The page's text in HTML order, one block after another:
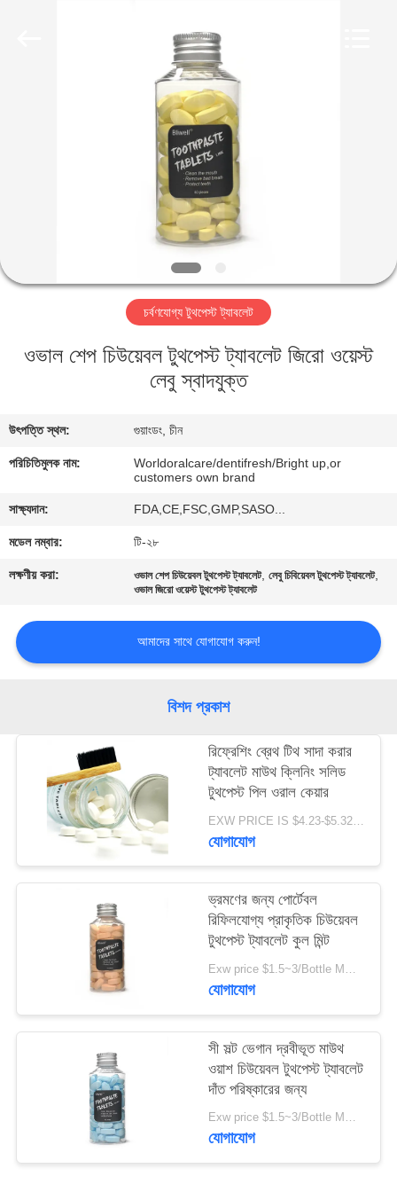
আমাদের
সম্পর্কে
কারখানা
মান
নিয়ন্ত্রণ
যোগাযোগ
করুন
জন্য
আবেদন
সাইটম্যাপ
গোপনীয়তা
চর্বণযোগ্য টুথপেস্ট ট্যাবলেট
ওভাল শেপ চিউয়েবল টুথপেস্ট ট্যাবলেট জিরো ওয়েস্ট
লেবু স্বাদযুক্ত
উৎপত্তি স্থল: গুয়াংডং, চীন
পরিচিতিমুলক নাম:
Worldoralcare/dentifresh/Bright up,or
customers own brand
সাক্ষ্যদান: FDA,CE,FSC,GMP,SASO...
মডেল নম্বার: টি-২৮
লক্ষণীয় করা: ওভাল শেপ চিউয়েবল টুথপেস্ট ট্যাবলেট,লেবু চিবিয়েবল টুথপেস্ট ট্যাবলেট,
ওভাল জিরো ওয়েস্ট টুথপেস্ট ট্যাবলেট
আমাদের সাথে যোগাযোগ করুন!
বিশদ প্রকাশ
রিফ্রেশিং ব্রেথ টিথ সাদা করার
ট্যাবলেট মাউথ ক্লিনিং সলিড
টুথপেস্ট পিল ওরাল কেয়ার
EXW PRICE IS $4.23-$5.32/BOTTLE MOQ:100000pcs
যোগাযোগ
ভ্রমণের জন্য পোর্টেবল
রিফিলযোগ্য প্রাকৃতিক চিউয়েবল
টুথপেস্ট ট্যাবলেট কুল মিন্ট
Exw price $1.5~3/Bottle MOQ:5000 বোতল
যোগাযোগ
সী সল্ট ভেগান দ্রবীভূত মাউথ
ওয়াশ চিউয়েবল টুথপেস্ট ট্যাবলেট
দাঁত পরিষ্কারের জন্য
Exw price $1.5~3/Bottle MOQ:5000 বোতল
যোগাযোগ